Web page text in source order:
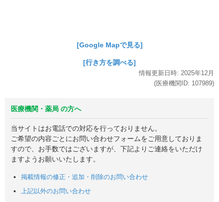
[Google Mapで見る]
[行き方を調べる]
情報更新日時: 2025年12月
(医療機関ID: 107989)
医療機関・薬局 の方へ
当サイトはお電話での対応を行っておりません。
ご希望の内容ごとにお問い合わせフォームをご用意しておりま
すので、お手数ではございますが、下記よりご連絡をいただけ
ますようお願いいたします。
掲載情報の修正・追加・削除のお問い合わせ
上記以外のお問い合わせ